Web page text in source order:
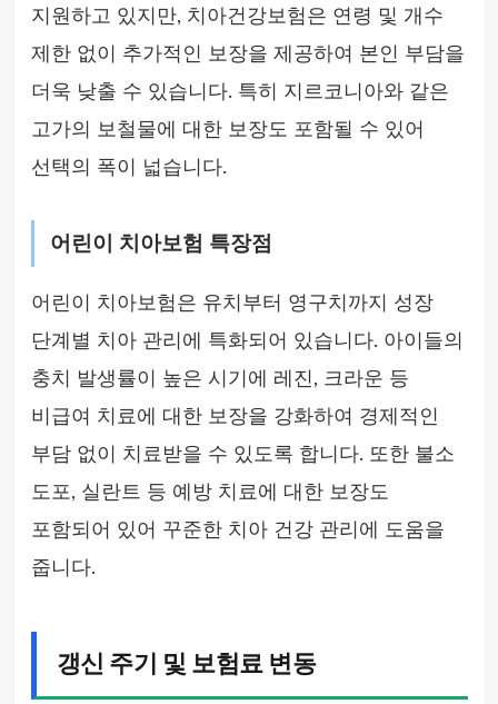
지원하고 있지만, 치아건강보험은 연령 및 개수
제한 없이 추가적인 보장을 제공하여 본인 부담을
더욱 낮출 수 있습니다. 특히 지르코니아와 같은
고가의 보철물에 대한 보장도 포함될 수 있어
선택의 폭이 넓습니다.
어린이 치아보험 특장점
어린이 치아보험은 유치부터 영구치까지 성장
단계별 치아 관리에 특화되어 있습니다. 아이들의
충치 발생률이 높은 시기에 레진, 크라운 등
비급여 치료에 대한 보장을 강화하여 경제적인
부담 없이 치료받을 수 있도록 합니다. 또한 불소
도포, 실란트 등 예방 치료에 대한 보장도
포함되어 있어 꾸준한 치아 건강 관리에 도움을
줍니다.
갱신 주기 및 보험료 변동